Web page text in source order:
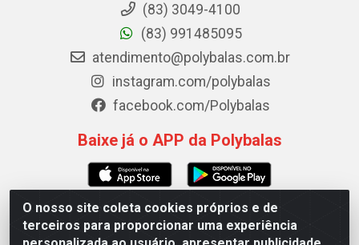
O nosso site coleta cookies próprios e de
terceiros para proporcionar uma experiência
(83) 3049-4100
(83) 991485095
atendimento@polybalas.com.br
instagram.com/polybalas
facebook.com/Polybalas
Baixe já o APP da Polybalas
Polybalas - Rua João Miguel de Souza, 173 Galpão B -